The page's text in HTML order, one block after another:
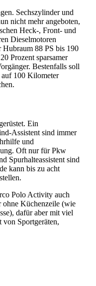
Sechszylinder und
nicht mehr angeboten,
Heck-, Front- und
Dieselmotoren
88 PS bis 190
Prozent sparsamer
Bestenfalls soll
100 Kilometer
Ein
Assistent sind immer
und
Oft nur für Pkw
Spurhalteassistent sind
kann bis zu acht
Polo Activity auch
ohne Küchenzeile (wie
dafür aber mit viel
von Sportgeräten,